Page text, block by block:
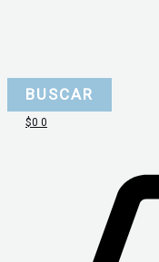
BUSCAR
$0 0